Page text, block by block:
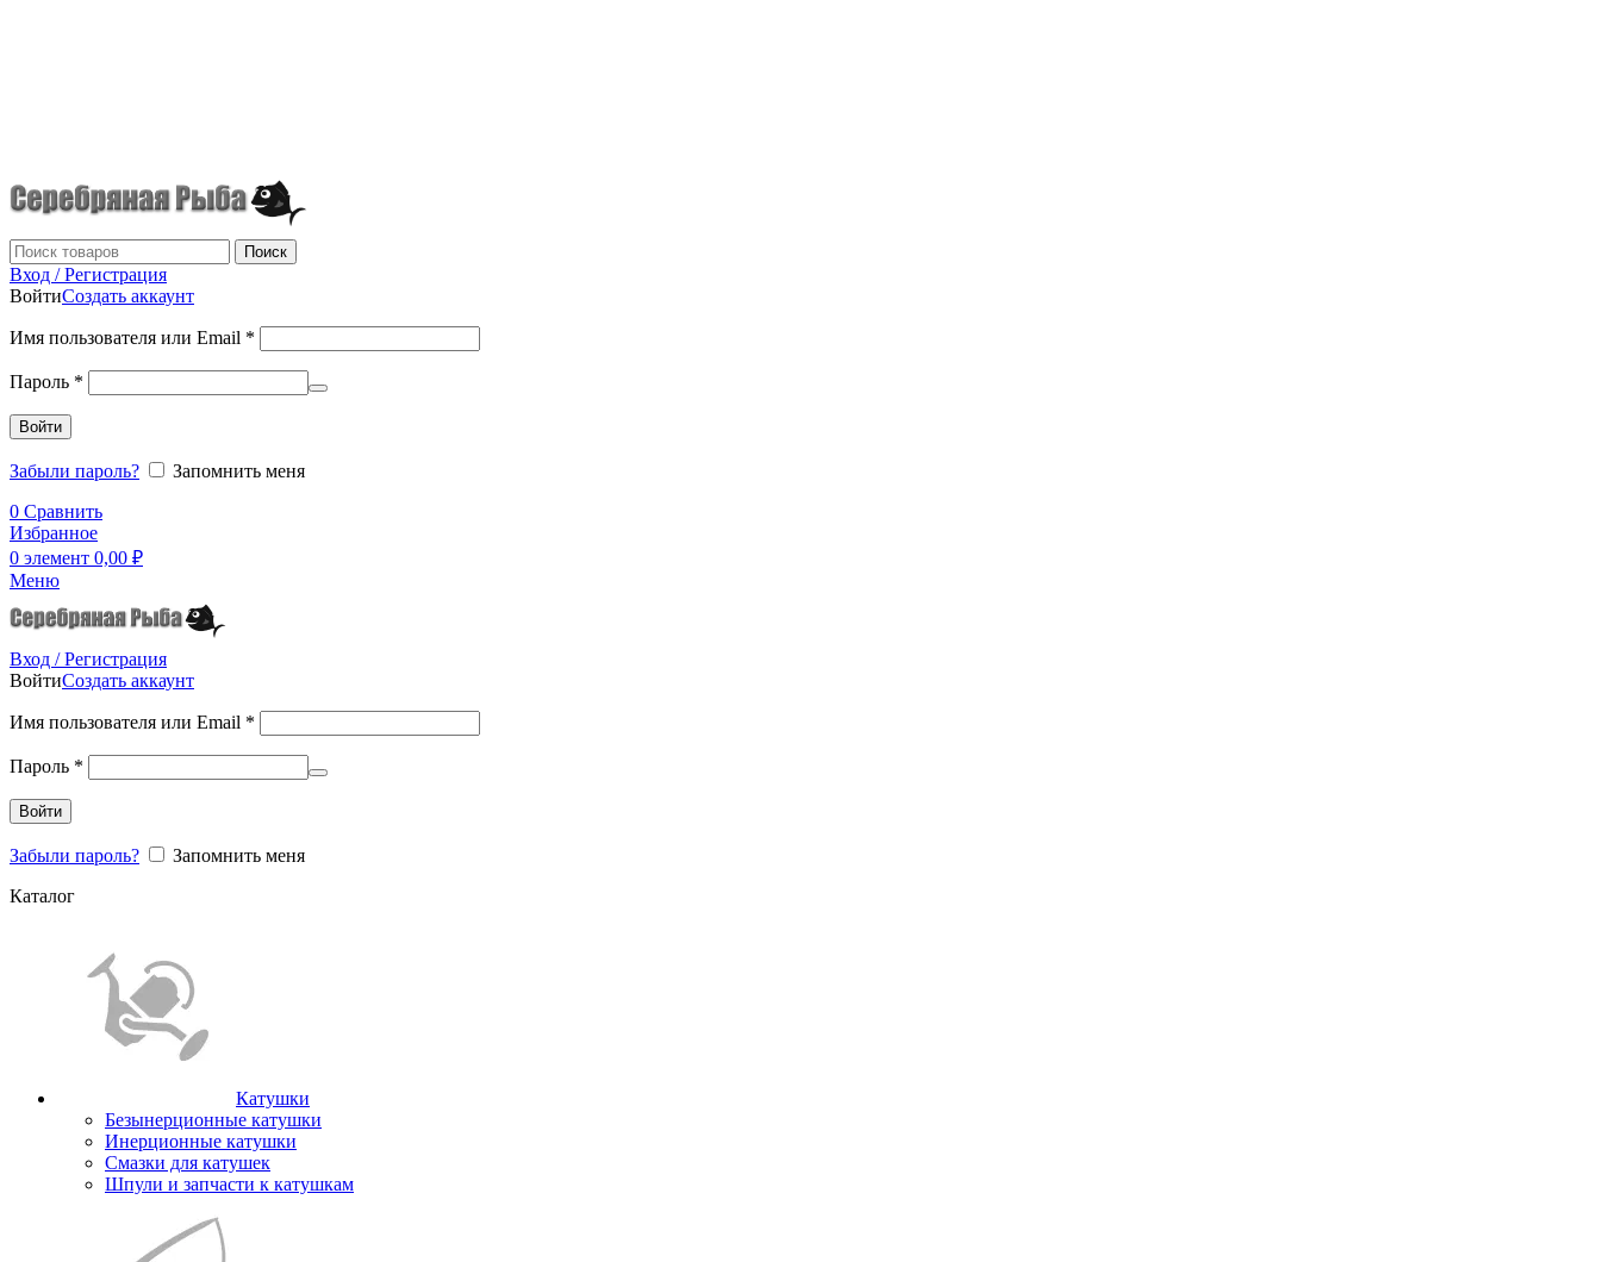
Поиск
Вход / Регистрация
ВойтиСоздать аккаунт
Имя пользователя или Email *
Пароль *
Войти
Забыли пароль?
Запомнить меня
0 Сравнить
Избранное
0 элемент 0,00 ₽
Меню
Вход / Регистрация
ВойтиСоздать аккаунт
Имя пользователя или Email *
Пароль *
Войти
Забыли пароль?
Запомнить меня
Каталог
Катушки
Безынерционные катушки
Инерционные катушки
Смазки для катушек
Шпули и запчасти к катушкам